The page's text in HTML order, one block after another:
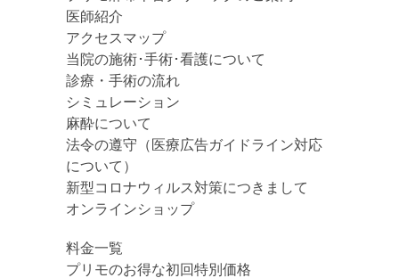
医師紹介
アクセスマップ
当院の施術･手術･看護について
診療・手術の流れ
シミュレーション
麻酔について
法令の遵守（医療広告ガイドライン対応
について）
新型コロナウィルス対策につきまして
オンラインショップ
料金一覧
プリモのお得な初回特別価格